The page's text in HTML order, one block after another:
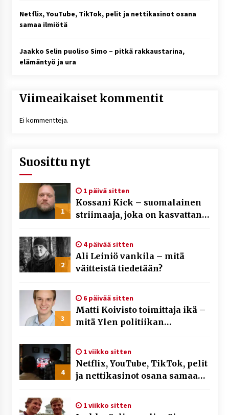
Netflix, YouTube, TikTok, pelit ja nettikasinot osana
samaa ilmiötä
Jaakko Selin puoliso Simo – pitkä rakkaustarina,
elämäntyö ja ura
Viimeaikaiset kommentit
Ei kommentteja.
Suosittu nyt
1
1 päivä sitten
Kossani Kick – suomalainen
striimaaja, joka on kasvattanut
2
4 päivää sitten
Ali Leiniö vankila – mitä
väitteistä tiedetään?
3
6 päivää sitten
Matti Koivisto toimittaja ikä –
mitä Ylen politiikan
4
1 viikko sitten
Netflix, YouTube, TikTok, pelit
ja nettikasinot osana samaa
1 viikko sitten